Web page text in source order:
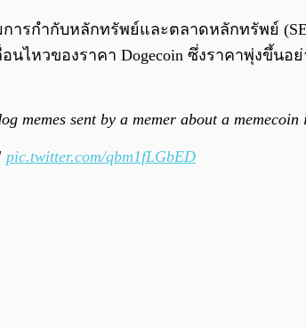
รกำกับหลักทรัพย์และตลาดหลักทรัพย์
นไหวของราคา Dogecoin ซึ่งราคาพุ่งขึ้นอ
memes sent by a memer about a memecoin
pic.twitter.com/qbm1fLGbED